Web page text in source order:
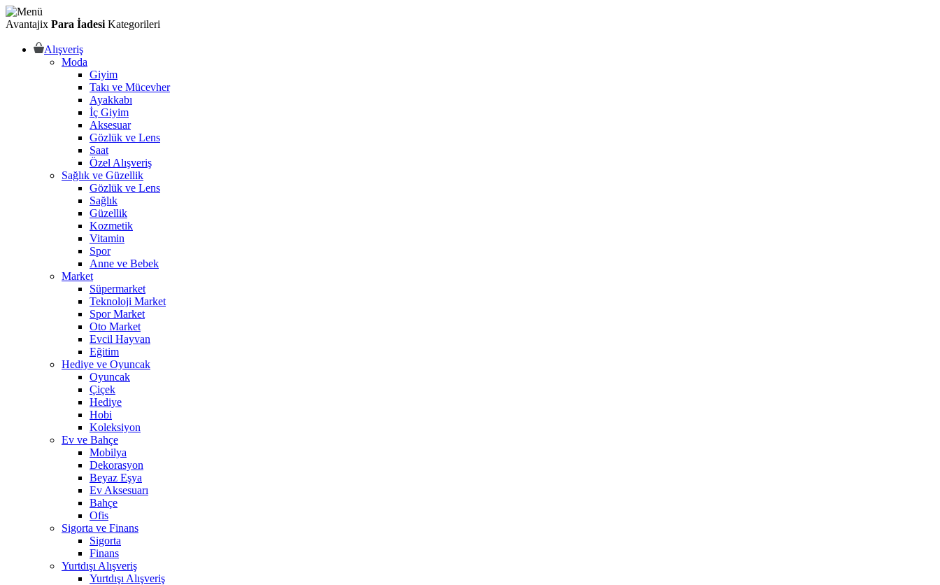
Avantajix Para İadesi Kategorileri
Alışveriş
Moda
Giyim
Takı ve Mücevher
Ayakkabı
İç Giyim
Aksesuar
Gözlük ve Lens
Saat
Özel Alışveriş
Sağlık ve Güzellik
Gözlük ve Lens
Sağlık
Güzellik
Kozmetik
Vitamin
Spor
Anne ve Bebek
Market
Süpermarket
Teknoloji Market
Spor Market
Oto Market
Evcil Hayvan
Eğitim
Hediye ve Oyuncak
Oyuncak
Çiçek
Hediye
Hobi
Koleksiyon
Ev ve Bahçe
Mobilya
Dekorasyon
Beyaz Eşya
Ev Aksesuarı
Bahçe
Ofis
Sigorta ve Finans
Sigorta
Finans
Yurtdışı Alışveriş
Yurtdışı Alışveriş